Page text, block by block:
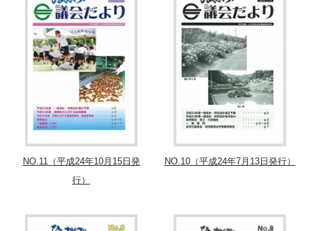
NO.11（平成24年10月15日発
行）
NO.10（平成24年7月13日発行）